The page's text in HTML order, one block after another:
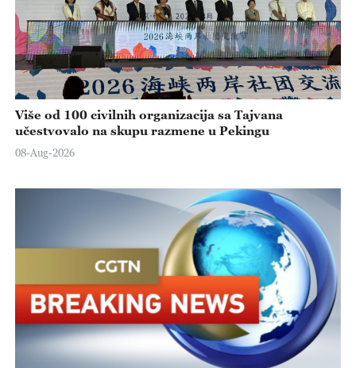
Više od 100 civilnih organizacija sa Tajvana
učestvovalo na skupu razmene u Pekingu
08-Aug-2026